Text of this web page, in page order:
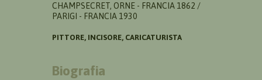
CHAMPSECRET, ORNE - FRANCIA 1862 /
PARIGI - FRANCIA 1930
PITTORE, INCISORE, CARICATURISTA
Biografia